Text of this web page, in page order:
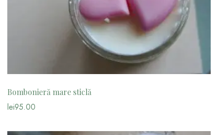
Bombonieră mare sticlă
lei95.00